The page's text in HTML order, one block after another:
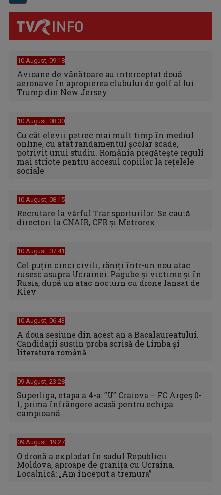
10 August, 09:18
Avioane de vânătoare au interceptat două
aeronave în apropierea clubului de golf al lui
Trump din New Jersey
10 August, 08:30
Cu cât elevii petrec mai mult timp în mediul
online, cu atât randamentul școlar scade,
potrivit unui studiu. România pregătește reguli
mai stricte pentru accesul copiilor la rețelele
sociale
10 August, 08:15
Recrutare la vârful Transporturilor. Se caută
directori la CNAIR, CFR și Metrorex
10 August, 07:41
Cel puţin cinci civili, răniţi într-un nou atac
rusesc asupra Ucrainei. Pagube şi victime şi în
Rusia, după un atac nocturn cu drone lansat de
Kiev
10 August, 06:43
A doua sesiune din acest an a Bacalaureatului.
Candidaţii susțin proba scrisă de Limba şi
literatura română
09 August, 23:28
Superliga, etapa a 4-a: ”U” Craiova – FC Argeș 0-
1, prima înfrângere acasă pentru echipa
campioană
09 August, 19:27
O dronă a explodat în sudul Republicii
Moldova, aproape de granița cu Ucraina.
Localnică: „Am început a tremura”